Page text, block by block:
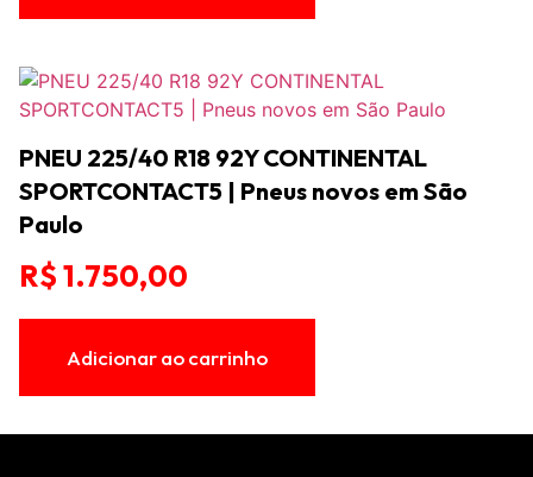
PNEU 225/40 R18 92Y CONTINENTAL
SPORTCONTACT5 | Pneus novos em São
Paulo
R$1.750,00
Adicionar ao carrinho